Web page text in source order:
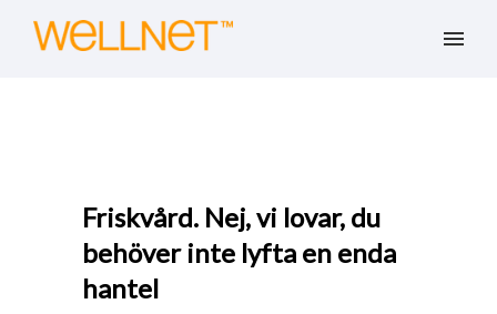
Friskvård. Nej, vi lovar, du
behöver inte lyfta en enda
hantel